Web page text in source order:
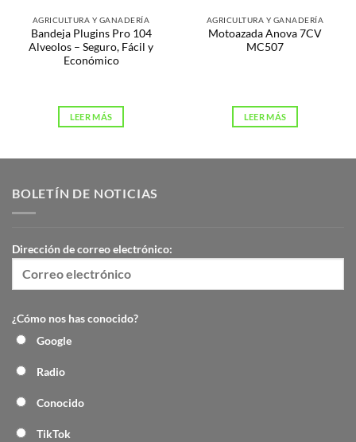
AGRICULTURA Y GANADERÍA
Bandeja Plugins Pro 104
Alveolos – Seguro, Fácil y
Económico
LEER MÁS
AGRICULTURA Y GANADERÍA
Motoazada Anova 7CV
MC507
LEER MÁS
BOLETÍN DE NOTICIAS
Dirección de correo electrónico:
¿Cómo nos has conocido?
Google
Radio
Conocido
TikTok